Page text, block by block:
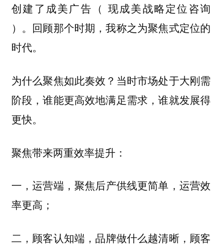
创建了成美广告（ 现成美战略定位咨询
）。回顾那个时期，我称之为聚焦式定位的
时代。
为什么聚焦如此奏效？当时市场处于大刚需
阶段，谁能更高效地满足需求，谁就发展得
更快。
聚焦带来两重效率提升：
一，运营端， 聚焦后产供线更简单，运营效
率更高；
二，顾客认知端， 品牌做什么越清晰，顾客